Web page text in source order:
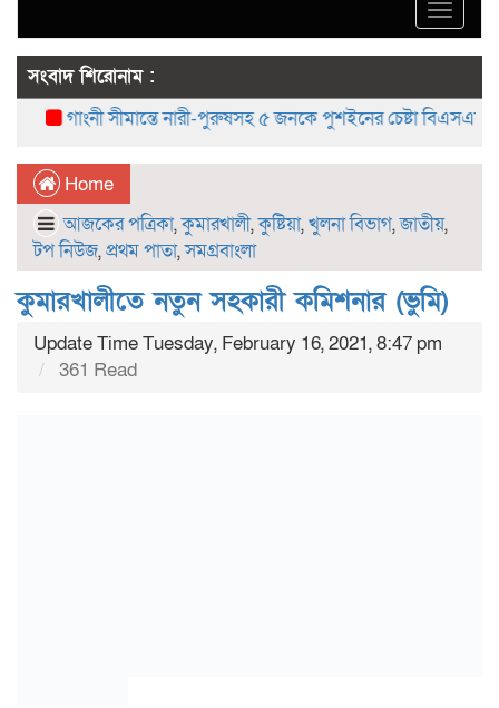
Toggle
সংবাদ শিরোনাম :
গাংনী সীমান্তে নারী-পুরুষসহ ৫ জনকে পুশইনের চেষ্টা বিএসএফের,
Home
আজকের পত্রিকা,কুমারখালী,কুষ্টিয়া,খুলনা বিভাগ,জাতীয়,
টপ নিউজ,প্রথম পাতা,সমগ্রবাংলা
কুমারখালীতে নতুন সহকারী কমিশনার (ভুমি)
Update Time Tuesday, February 16, 2021, 8:47 pm
361 Read